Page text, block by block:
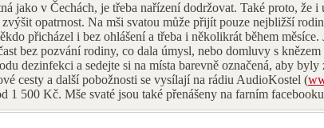
jako v Čechách, je třeba nařízení dodržovat. Také proto, že
opatrnost. Na mši svatou může přijít pouze nejbližší
přicházel i bez ohlášení a třeba i několikrát během
bez pozvání rodiny, co dala úmysl, nebo domluvy s
dezinfekci a sedejte si na místa barevně označená, aby
cesty a další pobožnosti se vysílají na rádiu AudioKostel (
1 500 Kč. Mše svaté jsou také přenášeny na farním